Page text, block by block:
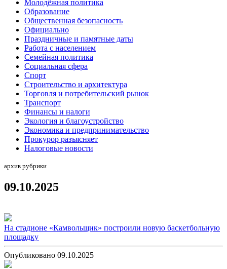
Молодёжная политика
Образование
Общественная безопасность
Официально
Праздничные и памятные даты
Работа с населением
Семейная политика
Социальная сфера
Спорт
Строительство и архитектура
Торговля и потребительский рынок
Транспорт
Финансы и налоги
Экология и благоустройство
Экономика и предпринимательство
Прокурор разъясняет
Налоговые новости
архив рубрики
09.10.2025
На стадионе «Камвольщик» построили новую баскетбольную
площадку
Опубликовано 09.10.2025